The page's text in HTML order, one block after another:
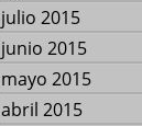
julio 2015
junio 2015
mayo 2015
abril 2015